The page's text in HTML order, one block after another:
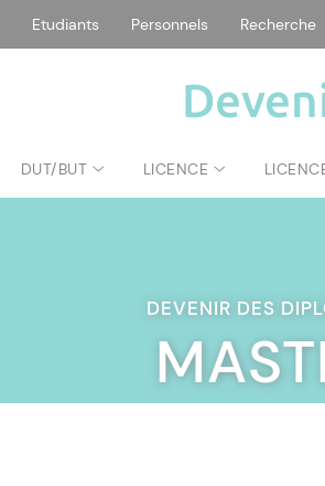
Etudiants Personnels Recherche
DUT/BUT LICENCE
DEVENIR DES